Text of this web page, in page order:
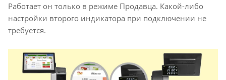
Работает он только в режиме Продавца. Какой-либо
настройки второго индикатора при подключении не
требуется.